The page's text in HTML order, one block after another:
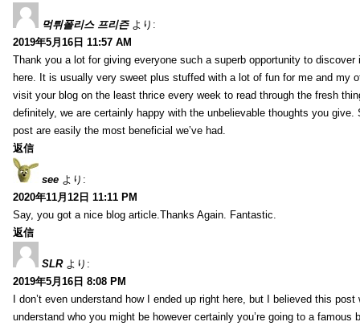
먹튀폴리스 프리즌 より:
2019年5月16日 11:57 AM
Thank you a lot for giving everyone such a superb opportunity to discover
here. It is usually very sweet plus stuffed with a lot of fun for me and my
visit your blog on the least thrice every week to read through the fresh
definitely, we are certainly happy with the unbelievable thoughts you
post are easily the most beneficial we’ve had.
返信
see より:
2020年11月12日 11:11 PM
Say, you got a nice blog article.Thanks Again. Fantastic.
返信
SLR より:
2019年5月16日 8:08 PM
I don’t even understand how I ended up right here, but I believed this post
understand who you might be however certainly you’re going to a famous